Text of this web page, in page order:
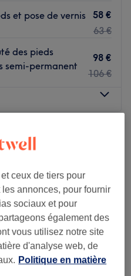
et pose de vernis 58 €
63 €
des pieds
semi-permanent
98 €
106 €
10:00
10:00
19:30
10:00
10:00 19:00
pour des ongles au top,
Paris. On profite d'un
des ongles sur mesure.
ceux de tiers pour
annonces, pour fournir
sociaux et pour
également des
vous utilisez notre site
d'analyse web, de
Politique en matière